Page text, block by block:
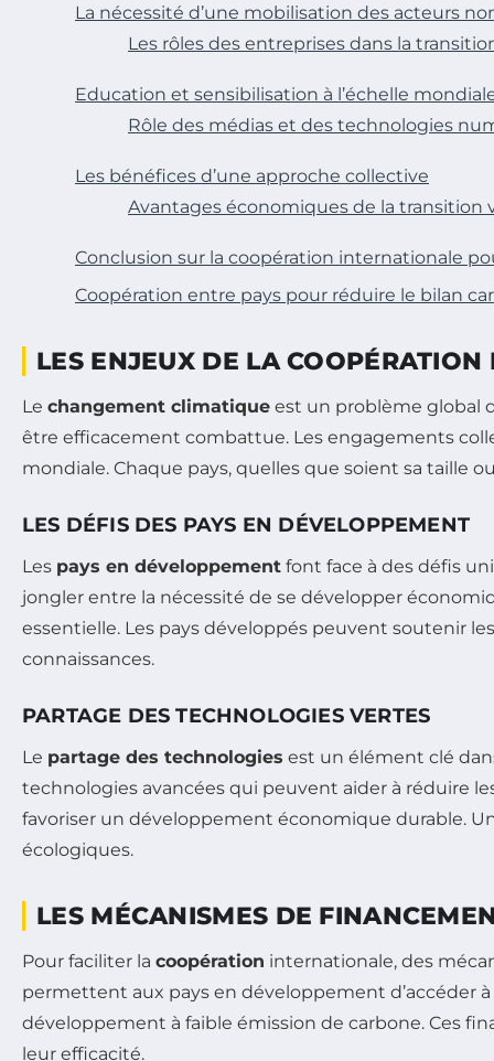
La nécessité d’une mobilisation des acteurs
Les rôles des entreprises dans la
Education et sensibilisation à l’échelle
Rôle des médias et des technologies
Les bénéfices d’une approche collective
Avantages économiques de la transition
Conclusion sur la coopération internationale
Coopération entre pays pour réduire le bilan
LES ENJEUX DE LA
Le changement climatique est un problème global
être efficacement combattue. Les engagements
mondiale. Chaque pays, quelles que soient sa taille
LES DÉFIS DES PAYS EN DÉVELOPPEMENT
Les pays en développement font face à des défis
jongler entre la nécessité de se développer
essentielle. Les pays développés peuvent soutenir
connaissances.
PARTAGE DES TECHNOLOGIES VERTES
Le partage des technologies est un élément clé
technologies avancées qui peuvent aider à réduire
favoriser un développement économique durable.
écologiques.
LES MÉCANISMES DE
Pour faciliter la coopération internationale, des
permettent aux pays en développement d’accéder
développement à faible émission de carbone. Ces
leur efficacité.